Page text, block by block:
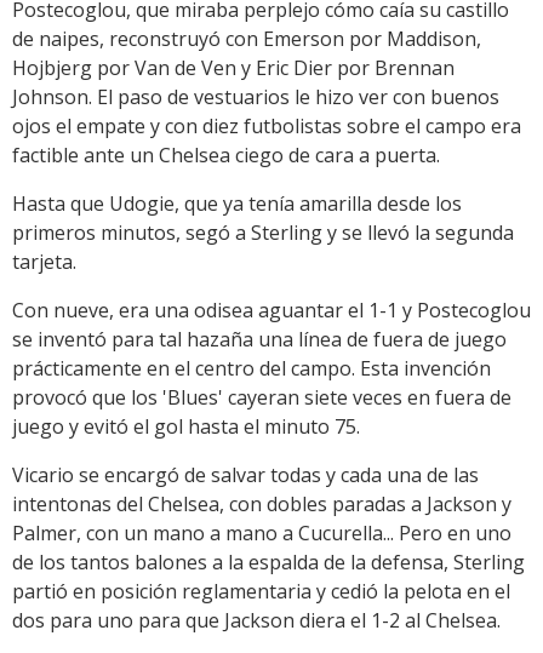
Postecoglou, que miraba perplejo cómo caía su castillo
de naipes, reconstruyó con Emerson por Maddison,
Hojbjerg por Van de Ven y Eric Dier por Brennan
Johnson. El paso de vestuarios le hizo ver con buenos
ojos el empate y con diez futbolistas sobre el campo era
factible ante un Chelsea ciego de cara a puerta.
Hasta que Udogie, que ya tenía amarilla desde los
primeros minutos, segó a Sterling y se llevó la segunda
tarjeta.
Con nueve, era una odisea aguantar el 1-1 y Postecoglou
se inventó para tal hazaña una línea de fuera de juego
prácticamente en el centro del campo. Esta invención
provocó que los 'Blues' cayeran siete veces en fuera de
juego y evitó el gol hasta el minuto 75.
Vicario se encargó de salvar todas y cada una de las
intentonas del Chelsea, con dobles paradas a Jackson y
Palmer, con un mano a mano a Cucurella... Pero en uno
de los tantos balones a la espalda de la defensa, Sterling
partió en posición reglamentaria y cedió la pelota en el
dos para uno para que Jackson diera el 1-2 al Chelsea.